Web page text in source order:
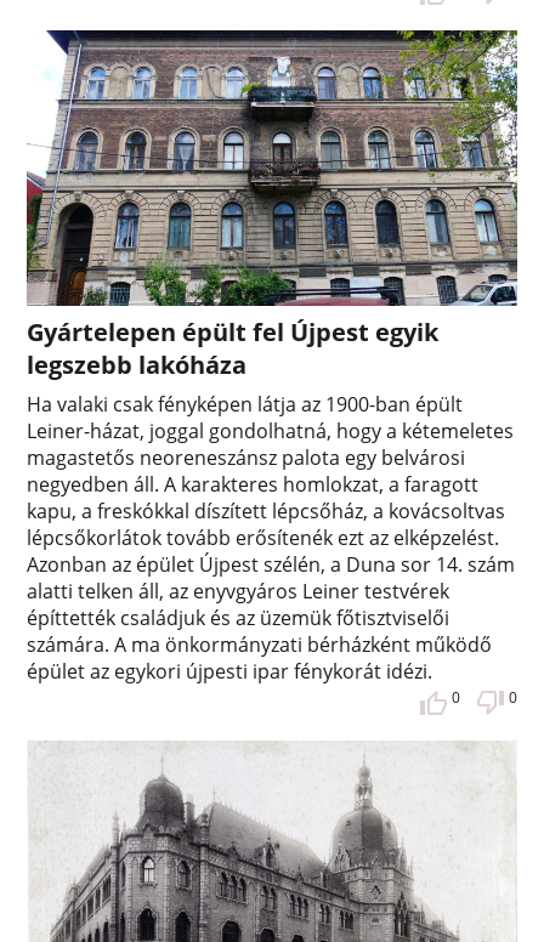
Gyártelepen épült fel Újpest egyik
legszebb lakóháza
Ha valaki csak fényképen látja az 1900-ban épült
Leiner-házat, joggal gondolhatná, hogy a kétemeletes
magastetős neoreneszánsz palota egy belvárosi
negyedben áll. A karakteres homlokzat, a faragott
kapu, a freskókkal díszített lépcsőház, a kovácsoltvas
lépcsőkorlátok tovább erősítenék ezt az elképzelést.
Azonban az épület Újpest szélén, a Duna sor 14. szám
alatti telken áll, az enyvgyáros Leiner testvérek
építtették családjuk és az üzemük főtisztviselői
számára. A ma önkormányzati bérházként működő
épület az egykori újpesti ipar fénykorát idézi.
0 0